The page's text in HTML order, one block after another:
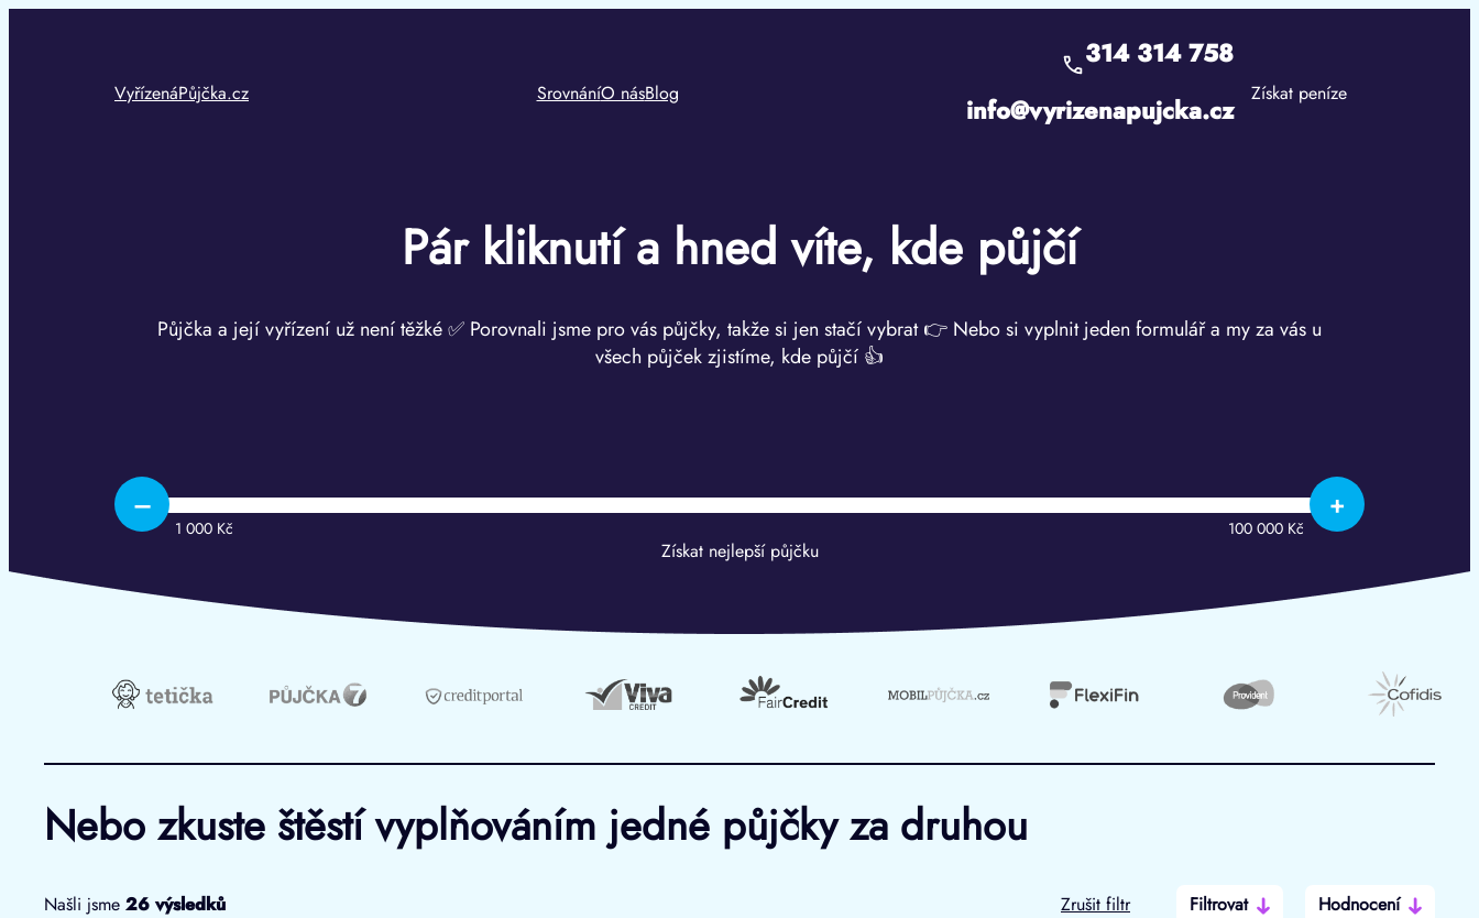
VyřízenáPůjčka.cz
SrovnáníO násBlog
314 314 758
info@vyrizenapujcka.cz
Získat peníze
Pár kliknutí a hned víte, kde půjčí
Půjčka a její vyřízení už není těžké ✅ Porovnali jsme pro vás půjčky, takže si jen stačí vybrat 👉 Nebo si vyplnit jeden formulář a my za vás u
všech půjček zjistíme, kde půjčí 👍
– +
1 000 Kč 100 000 Kč
Získat nejlepší půjčku
Nebo zkuste štěstí vyplňováním jedné půjčky za druhou
Zrušit filtr Filtrovat
Hodnocení
Našli jsme 26 výsledků